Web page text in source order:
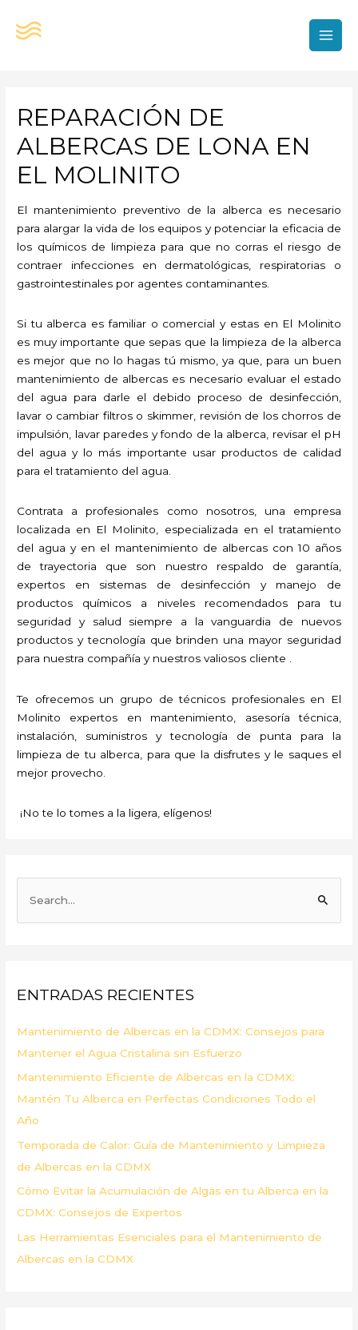
REPARACIÓN DE
ALBERCAS DE LONA EN
EL MOLINITO
El mantenimiento preventivo de la alberca es necesario
para alargar la vida de los equipos y potenciar la eficacia de
los químicos de limpieza para que no corras el riesgo de
contraer infecciones en dermatológicas, respiratorias o
gastrointestinales por agentes contaminantes.
Si tu alberca es familiar o comercial y estas en El Molinito
es muy importante que sepas que la limpieza de la alberca
es mejor que no lo hagas tú mismo, ya que, para un buen
mantenimiento de albercas es necesario evaluar el estado
del agua para darle el debido proceso de desinfección,
lavar o cambiar filtros o skimmer, revisión de los chorros de
impulsión, lavar paredes y fondo de la alberca, revisar el pH
del agua y lo más importante usar productos de calidad
para el tratamiento del agua.
Contrata a profesionales como nosotros, una empresa
localizada en El Molinito, especializada en el tratamiento
del agua y en el mantenimiento de albercas con 10 años
de trayectoria que son nuestro respaldo de garantía,
expertos en sistemas de desinfección y manejo de
productos químicos a niveles recomendados para tu
seguridad y salud siempre a la vanguardia de nuevos
productos y tecnología que brinden una mayor seguridad
para nuestra compañía y nuestros valiosos cliente .
Te ofrecemos un grupo de técnicos profesionales en El
Molinito expertos en mantenimiento, asesoría técnica,
instalación, suministros y tecnología de punta para la
limpieza de tu alberca, para que la disfrutes y le saques el
mejor provecho.
¡No te lo tomes a la ligera, elígenos!
r
o
r
:
ENTRADAS RECIENTES
Mantenimiento de Albercas en la CDMX: Consejos para
Mantener el Agua Cristalina sin Esfuerzo
Mantenimiento Eficiente de Albercas en la CDMX:
Mantén Tu Alberca en Perfectas Condiciones Todo el
Año
Temporada de Calor: Guía de Mantenimiento y Limpieza
de Albercas en la CDMX
Cómo Evitar la Acumulación de Algas en tu Alberca en la
CDMX: Consejos de Expertos
Las Herramientas Esenciales para el Mantenimiento de
Albercas en la CDMX